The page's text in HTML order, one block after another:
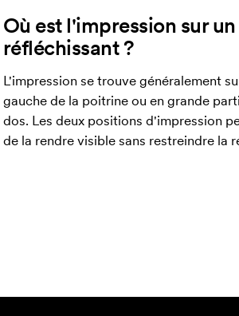
Où est l'impression sur
réfléchissant ?
L'impression se trouve généralement
gauche de la poitrine ou en grande
dos. Les deux positions d'impression
de la rendre visible sans restreindre la